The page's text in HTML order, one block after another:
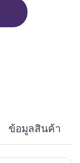
ข้อมูลสินค้า